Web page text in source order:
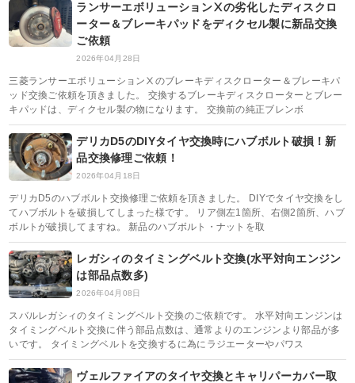
ランサーエボリューションⅩの劣化したディスクロ
ーター＆ブレーキパッドをディクセル製に新品交換
ご依頼
2026年04月28日
三菱ランサーエボリューションⅩのブレーキディスクローター＆ブレーキパ
ッド交換ご依頼を頂きました。 交換するブレーキディスクローターとブレー
キパッドは、ディクセル製の物になります。 交換前の純正ブレンボ
デリカD5のDIYタイヤ交換時にハブボルト破損！新
品交換修理ご依頼！
2026年04月18日
デリカD5のハブボルト交換修理ご依頼を頂きました。 DIYでタイヤ交換をし
てハブボルトを破損してしまった様です。 リア側左1箇所、右側2箇所、ハブ
ボルトが破損してますね。 新品のハブボルト・ナットを取
レガシィのタイミングベルト交換(水平対向エンジン
は部品点数多)
2026年04月08日
スバルレガシィのタイミングベルト交換のご依頼です。 水平対向エンジンは
タイミングベルト交換に伴う部品点数は、通常よりのエンジンより部品が多
いです。 タイミングベルトを交換するに為にラジエーターやパワス
ヴェルファイアのタイヤ交換とキャリパーカバー取